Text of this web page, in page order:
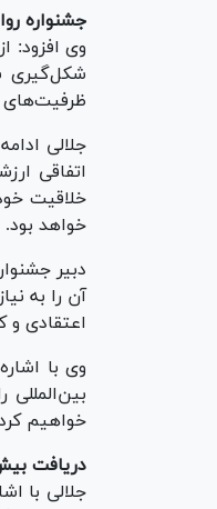
جشنواره
وی افزود:
شکل‌گیری
ظرفیت‌های
جلالی
اتفاقی
خلاقیت
خواهد بود.
دبیر
آن را به
اعتقادی و
وی با
خواهیم
دریافت بیش از ۵۰۰ اثر در نخستین
جلالی با